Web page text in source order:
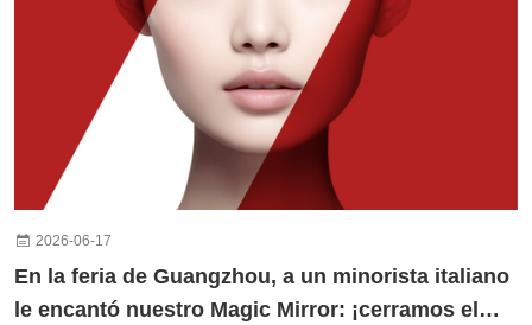
2026-06-17
En la feria de Guangzhou, a un minorista italiano
le encantó nuestro Magic Mirror: ¡cerramos el